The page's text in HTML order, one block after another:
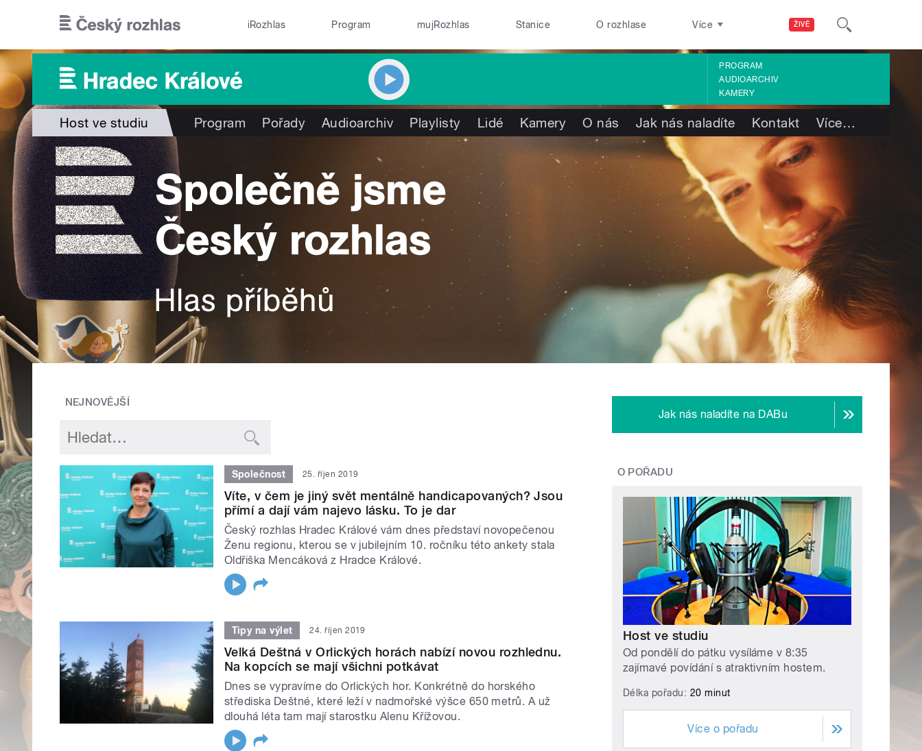
ŽIVĚ
iRozhlas Program mujRozhlas Stanice O rozhlase Více
PROGRAM
AUDIOARCHIV
KAMERY
Host ve studiu Program Pořady Audioarchiv Playlisty Lidé Kamery O nás Jak nás naladíte Kontakt Více…
NEJNOVĚJŠÍ
Společnost 25. říjen 2019
Víte, v čem je jiný svět mentálně handicapovaných? Jsou
přímí a dají vám najevo lásku. To je dar
Český rozhlas Hradec Králové vám dnes představí novopečenou
Ženu regionu, kterou se v jubilejním 10. ročníku této ankety stala
Oldřiška Mencáková z Hradce Králové.
Tipy na výlet 24. říjen 2019
Velká Deštná v Orlických horách nabízí novou rozhlednu.
Na kopcích se mají všichni potkávat
Dnes se vypravíme do Orlických hor. Konkrétně do horského
střediska Deštné, které leží v nadmořské výšce 650 metrů. A už
dlouhá léta tam mají starostku Alenu Křížovou.
Jak nás naladíte na DABu
O POŘADU
Host ve studiu
Od pondělí do pátku vysíláme v 8:35
zajímavé povídání s atraktivním hostem.
Délka pořadu: 20 minut
Více o pořadu